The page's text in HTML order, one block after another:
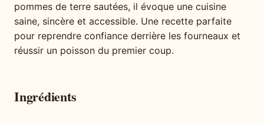
pommes de terre sautées, il évoque une cuisine
saine, sincère et accessible. Une recette parfaite
pour reprendre confiance derrière les fourneaux et
réussir un poisson du premier coup.
Ingrédients